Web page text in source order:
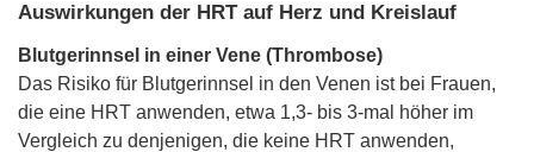
Auswirkungen der HRT auf Herz und Kreislauf
Blutgerinnsel in einer Vene (Thrombose)
Das Risiko für Blutgerinnsel in den Venen ist bei Frauen,
die eine HRT anwenden, etwa 1,3- bis 3-mal höher im
Vergleich zu denjenigen, die keine HRT anwenden,